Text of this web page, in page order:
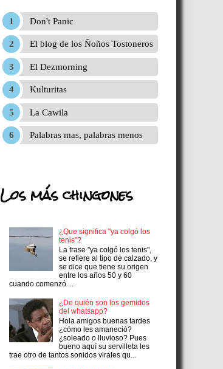
Don't Panic
El blog de los Ñoños Tostoneros
El Dezmorning
Kulturitas
La Cawila
Palabras mas, palabras menos
Los más chingones
¿Que significa "ya colgó los
tenis"?
La frase "ya colgó los tenis",
se refiere al tipo de calzado, y
se dice que tiene su origen
entre los años 50 y 60
cuando comenzó ...
¿De quién son los gemidos
del whatsapp?
Hola amigos buenas tardes
¿cómo les amaneció?
¿soleado o lluvioso? Pues
bueno aquí su servilleta les
trae otro de tantos sonidos virales qu...